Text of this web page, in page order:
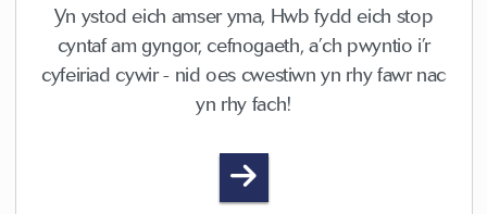
Yn ystod eich amser yma, Hwb fydd eich stop
cyntaf am gyngor, cefnogaeth, a’ch pwyntio i’r
cyfeiriad cywir - nid oes cwestiwn yn rhy fawr nac
yn rhy fach!
Hwb